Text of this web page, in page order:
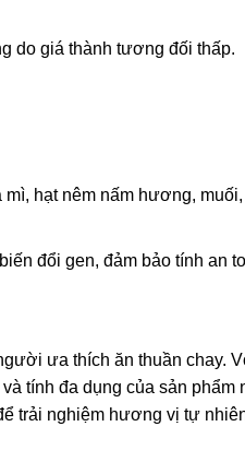
do giá thành tương đối thấp.
hạt nêm nấm hương,
đổi gen, đảm bảo tính an
ưa thích ăn thuần chay.
tính đa dụng của sản
trải nghiệm hương vị tự